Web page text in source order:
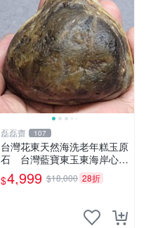
磊磊齋 107
台灣花東天然海洗老年糕玉原
石 台灣藍寶東玉東海岸心臟
石黑年糕玉血絲血絲玉髓秀姑
玉鳳梨芋仔玉石雕茶盤石雕龜
$4,999 $18,000 28折